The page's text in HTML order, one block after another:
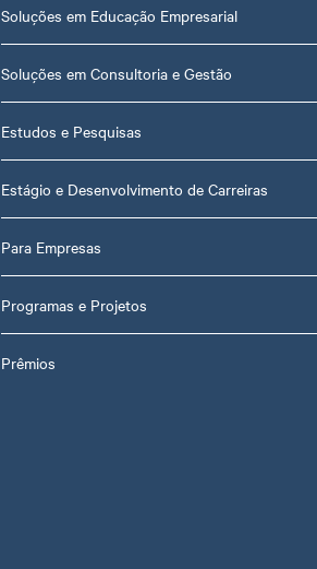
Soluções em Educação Empresarial
Soluções em Consultoria e Gestão
Estudos e Pesquisas
Estágio e Desenvolvimento de Carreiras
Para Empresas
Programas e Projetos
Prêmios